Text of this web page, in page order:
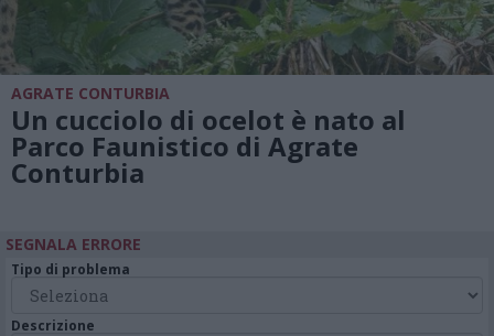
AGRATE CONTURBIA
Un cucciolo di ocelot è nato al
Parco Faunistico di Agrate
Conturbia
SEGNALA ERRORE
Tipo di problema
Descrizione